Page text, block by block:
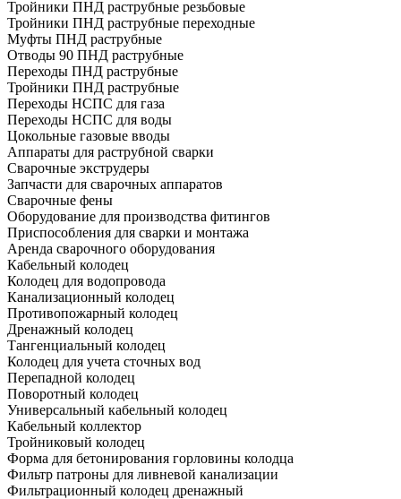
Тройники ПНД раструбные резьбовые
Тройники ПНД раструбные переходные
Муфты ПНД раструбные
Отводы 90 ПНД раструбные
Переходы ПНД раструбные
Тройники ПНД раструбные
Переходы НСПС для газа
Переходы НСПС для воды
Цокольные газовые вводы
Аппараты для раструбной сварки
Сварочные экструдеры
Запчасти для сварочных аппаратов
Сварочные фены
Оборудование для производства фитингов
Приспособления для сварки и монтажа
Аренда сварочного оборудования
Кабельный колодец
Колодец для водопровода
Канализационный колодец
Противопожарный колодец
Дренажный колодец
Тангенциальный колодец
Колодец для учета сточных вод
Перепадной колодец
Поворотный колодец
Универсальный кабельный колодец
Кабельный коллектор
Тройниковый колодец
Форма для бетонирования горловины колодца
Фильтр патроны для ливневой канализации
Фильтрационный колодец дренажный